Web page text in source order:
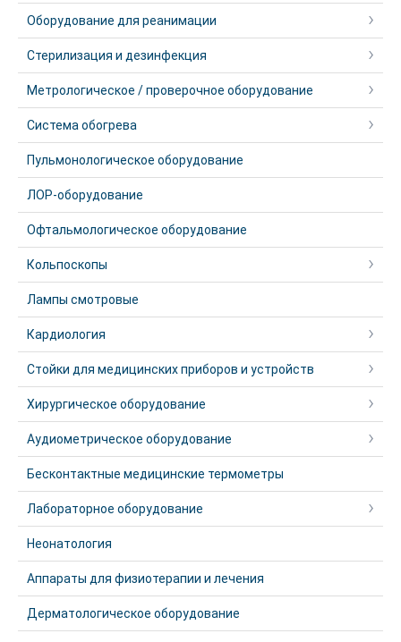
Оборудование для реанимации
Стерилизация и дезинфекция
Метрологическое / проверочное оборудование
Система обогрева
Пульмонологическое оборудование
ЛОР-оборудование
Офтальмологическое оборудование
Кольпоскопы
Лампы смотровые
Кардиология
Стойки для медицинских приборов и устройств
Хирургическое оборудование
Аудиометрическое оборудование
Бесконтактные медицинские термометры
Лабораторное оборудование
Неонатология
Аппараты для физиотерапии и лечения
Дерматологическое оборудование